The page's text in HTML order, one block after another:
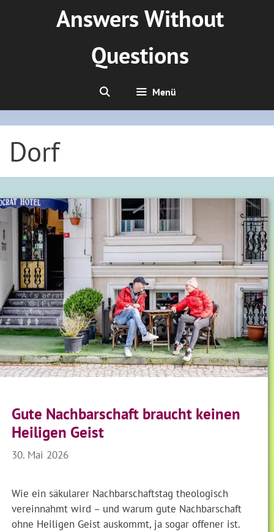
Answers Without
Questions
Menü
Dorf
Gute Nachbarschaft braucht keinen
Heiligen Geist
30. Mai 2026
Wie ein säkularer Nachbarschaftstag theologisch
vereinnahmt wird – und warum gute Nachbarschaft
ohne Heiligen Geist auskommt, ja sogar offener ist.